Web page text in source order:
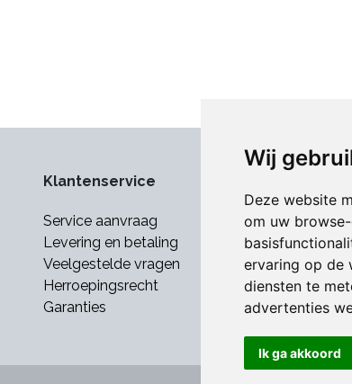
Wij
Deze website
om uw
ervaring op de
diensten te
advertenties
Ik ga akkoord
Klantenservice
Service aanvraag
Levering en betaling
Veelgestelde vragen
Herroepingsrecht
Garanties